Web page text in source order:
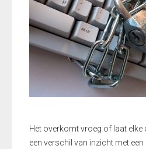
Het overkomt vroeg of laat
een verschil van inzicht met